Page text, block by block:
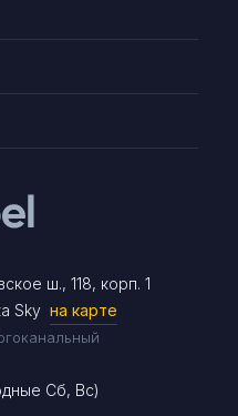
ш., 118, корп. 1
Sky на карте
Сб, Вс)